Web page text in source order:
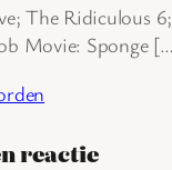
The Ridiculous
Movie: Sponge
reactie